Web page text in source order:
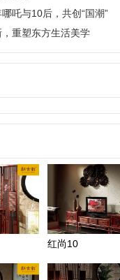
吒与10后，共创“国潮”
重塑东方生活美学
红尚10